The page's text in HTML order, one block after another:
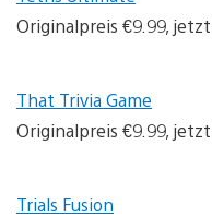
Originalpreis €9.99,
That Trivia Game
Originalpreis €9.99,
Trials Fusion